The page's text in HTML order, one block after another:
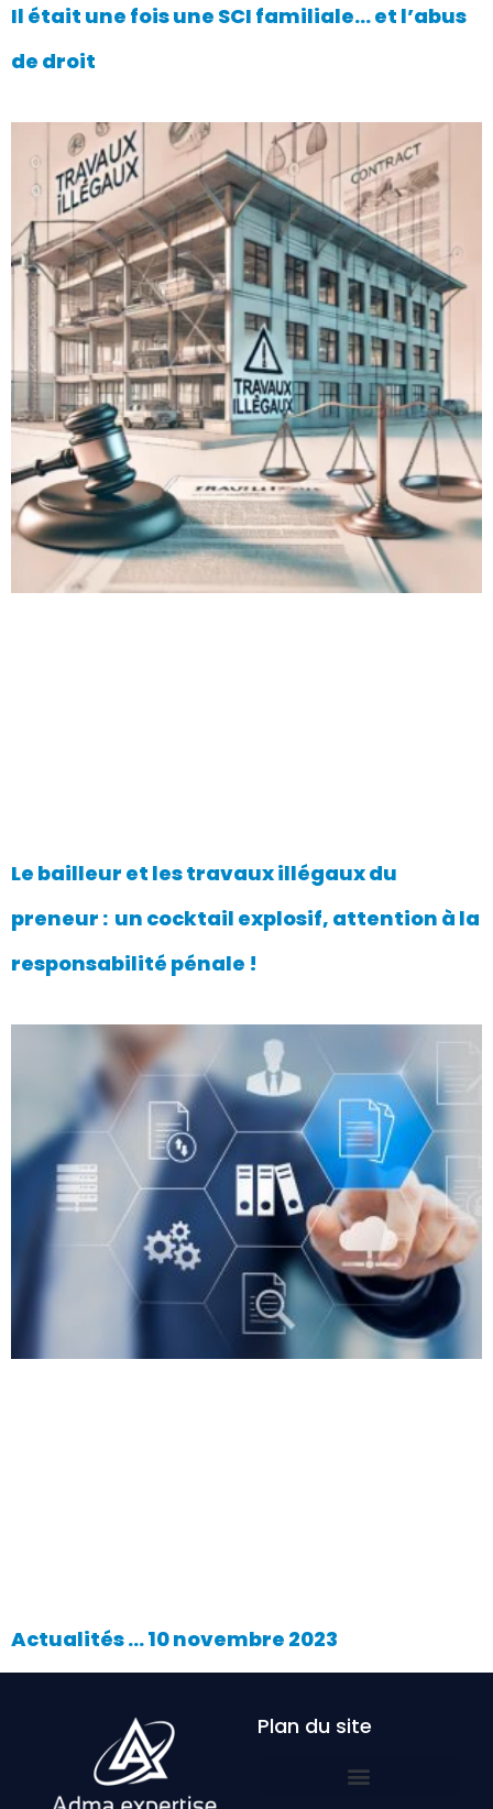
Il était une fois une SCI familiale… et l’abus
de droit
Le bailleur et les travaux illégaux du
preneur : un cocktail explosif, attention à la
responsabilité pénale !
Actualités … 10 novembre 2023
Plan du site